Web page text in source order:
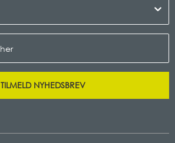
TILMELD NYHEDSBREV